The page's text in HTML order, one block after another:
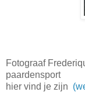
Fotograaf
paardensport
hier vind je zijn